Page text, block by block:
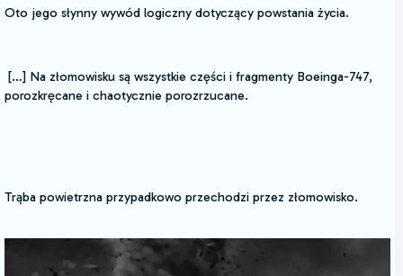
Oto jego słynny wywód logiczny dotyczący powstania życia.
[…] Na złomowisku są wszystkie części i fragmenty Boeinga-747,
porozkręcane i chaotycznie porozrzucane.
Trąba powietrzna przypadkowo przechodzi przez złomowisko.